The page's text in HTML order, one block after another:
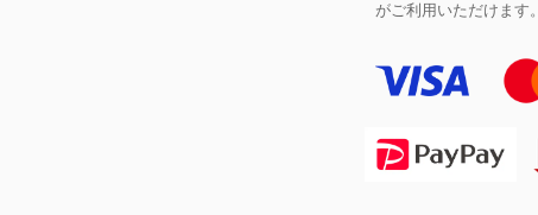
がご利用いただけます。